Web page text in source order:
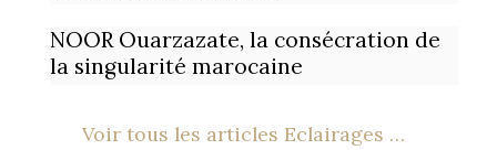
NOOR Ouarzazate, la consécration de
la singularité marocaine
Voir tous les articles Eclairages …